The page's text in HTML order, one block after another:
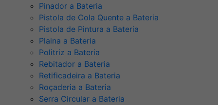
Pinador a Bateria
Pistola de Cola Quente a Bateria
Pistola de Pintura a Bateria
Plaina a Bateria
Politriz a Bateria
Rebitador a Bateria
Retificadeira a Bateria
Roçaderia a Bateria
Serra Circular a Bateria